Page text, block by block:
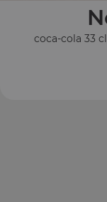
coca-cola 33